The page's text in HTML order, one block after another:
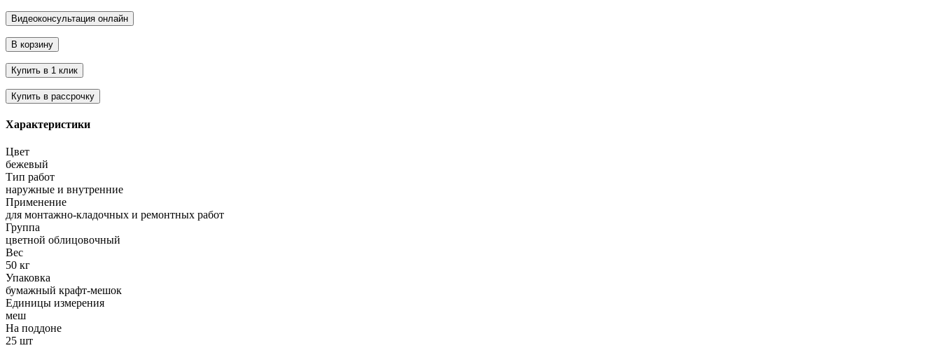
Характеристики
Цвет
бежевый
Тип работ
наружные и внутренние
Применение
для монтажно-кладочных и ремонтных работ
Группа
цветной облицовочный
Вес
50 кг
Упаковка
бумажный крафт-мешок
Единицы измерения
меш
На поддоне
25 шт